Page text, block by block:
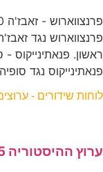
פנאתינייקוס נגד
לוחות שידורים -
ערוץ ההיסטוריה 18-10-2025